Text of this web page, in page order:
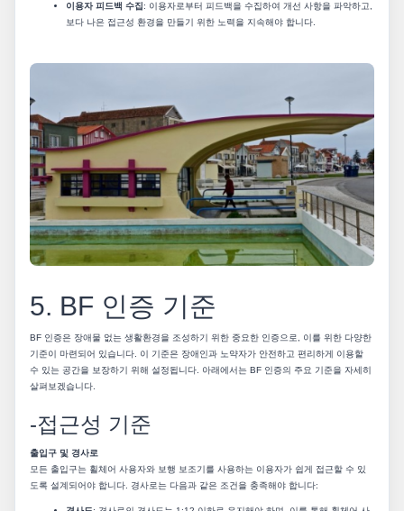
이용자 피드백 수집 : 이용자로부터 피드백을 수집하여 개선 사항을 파악하고,
보다 나은 접근성 환경을 만들기 위한 노력을 지속해야 합니다.
5. BF 인증 기준
BF 인증은 장애물 없는 생활환경을 조성하기 위한 중요한 인증으로, 이를 위한 다양한
기준이 마련되어 있습니다. 이 기준은 장애인과 노약자가 안전하고 편리하게 이용할
수 있는 공간을 보장하기 위해 설정됩니다. 아래에서는 BF 인증의 주요 기준을 자세히
살펴보겠습니다.
-접근성 기준
출입구 및 경사로
모든 출입구는 휠체어 사용자와 보행 보조기를 사용하는 이용자가 쉽게 접근할 수 있
도록 설계되어야 합니다. 경사로는 다음과 같은 조건을 충족해야 합니다: